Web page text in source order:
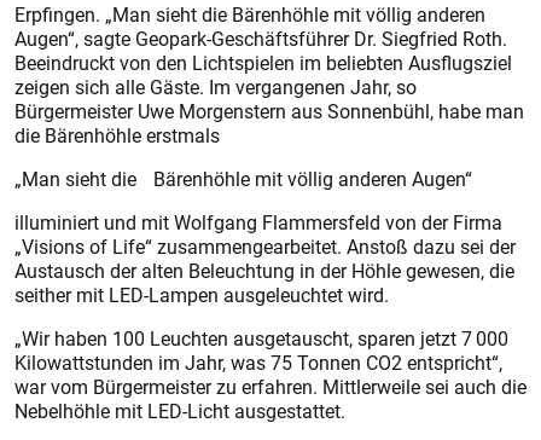
Erpfingen. „Man sieht die Bärenhöhle mit völlig anderen
Augen“, sagte Geopark-Geschäftsführer Dr. Siegfried Roth.
Beeindruckt von den Lichtspielen im beliebten Ausflugsziel
zeigen sich alle Gäste. Im vergangenen Jahr, so
Bürgermeister Uwe Morgenstern aus Sonnenbühl, habe man
die Bärenhöhle erstmals
„Man sieht die Bärenhöhle mit völlig anderen Augen“
illuminiert und mit Wolfgang Flammersfeld von der Firma
„Visions of Life“ zusammengearbeitet. Anstoß dazu sei der
Austausch der alten Beleuchtung in der Höhle gewesen, die
seither mit LED-Lampen ausgeleuchtet wird.
„Wir haben 100 Leuchten ausgetauscht, sparen jetzt 7 000
Kilowattstunden im Jahr, was 75 Tonnen CO2 entspricht“,
war vom Bürgermeister zu erfahren. Mittlerweile sei auch die
Nebelhöhle mit LED-Licht ausgestattet.